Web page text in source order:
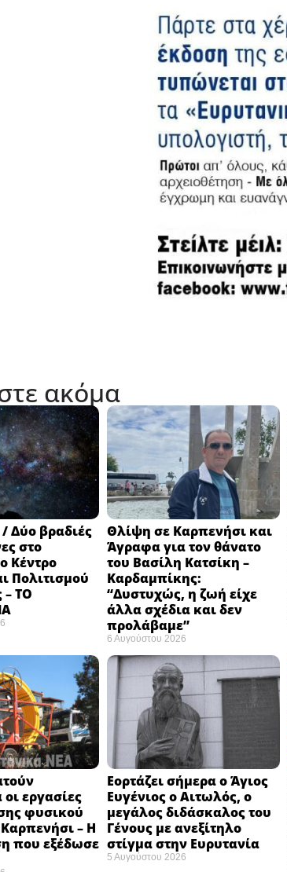
ακόμα
Δύο βραδιές
στο
Κέντρο
Πολιτισμού
– ΤΟ
Θλίψη σε Καρπενήσι και
Άγραφα για τον θάνατο
του Βασίλη Κατσίκη –
Καρδαμπίκης:
“Δυστυχώς, η ζωή είχε
άλλα σχέδια και δεν
προλάβαμε”
6 Αυγούστου 2026
εργασίες
φυσικού
– Η
που εξέδωσε
Εορτάζει σήμερα ο Άγιος
Ευγένιος ο Αιτωλός, ο
μεγάλος διδάσκαλος του
Γένους με ανεξίτηλο
στίγμα στην Ευρυτανία
5 Αυγούστου 2026